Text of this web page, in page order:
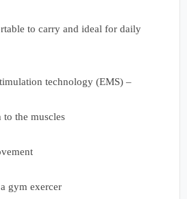
to carry and ideal for daily
technology (EMS) –
the muscles
gym exercer